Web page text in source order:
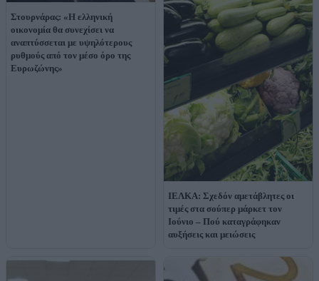
Στουρνάρας: «Η ελληνική
οικονομία θα συνεχίσει να
αναπτύσσεται με υψηλότερους
ρυθμούς από τον μέσο όρο της
Ευρωζώνης»
ΙΕΛΚΑ: Σχεδόν αμετάβλητες οι
τιμές στα σούπερ μάρκετ τον
Ιούνιο – Πού καταγράφηκαν
αυξήσεις και μειώσεις